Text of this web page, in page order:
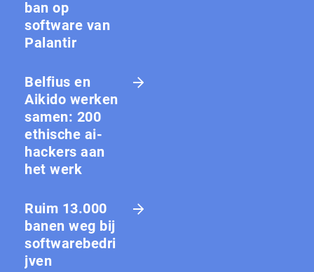
ban op
software van
Palantir
Belfius en
Aikido werken
samen: 200
ethische ai-
hackers aan
het werk
Ruim 13.000
banen weg bij
softwarebedri
jven